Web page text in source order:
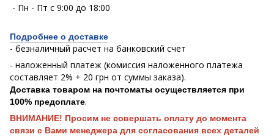
- Пн - Пт с 9:00 до 18:00
Подробнее о доставке
- безналичный расчет на банковский счет
- наложенный платеж (комиссия наложенного платежа
составляет 2% + 20 грн от суммы заказа).
Доставка товаром на почтоматы осуществляется при
100% предоплате.
ВНИМАНИЕ! Просим не совершать оплату до момента
связи с Вами менеджера для согласования всех деталей